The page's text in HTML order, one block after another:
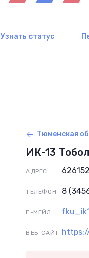
Узнать статус
Тюменская
ИК-13
АДРЕС
ТЕЛЕФОН 8
Е-МЕЙЛ
ВЕБ-САЙТ